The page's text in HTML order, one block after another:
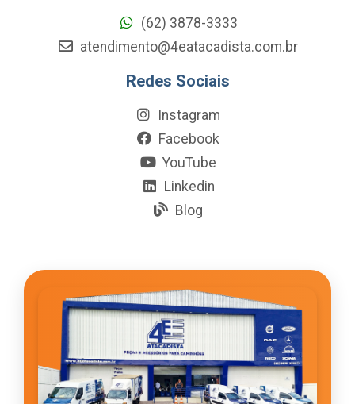
(62) 3878-3333
atendimento@4eatacadista.com.br
Redes Sociais
Instagram
Facebook
YouTube
Linkedin
Blog